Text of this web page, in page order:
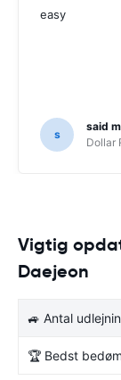
easy
s
said
Dollar
Vigtig
Daejeon
🚙 Antal
🏆 Bedst